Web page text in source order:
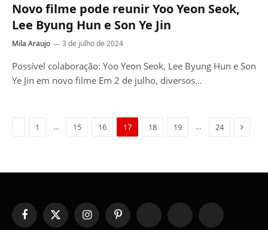
Novo filme pode reunir Yoo Yeon Seok,
Lee Byung Hun e Son Ye Jin
Mila Araujo 3 de julho de 2024
Possível colaboração: Yoo Yeon Seok, Lee Byung Hun e Son
Ye Jin em novo filme Em 2 de julho, diversos…
Previous
1 … 15 16 17 18 19 … 24 Next
FacebookX
InstagramPinterest YouTube Tumblr WhatsApp